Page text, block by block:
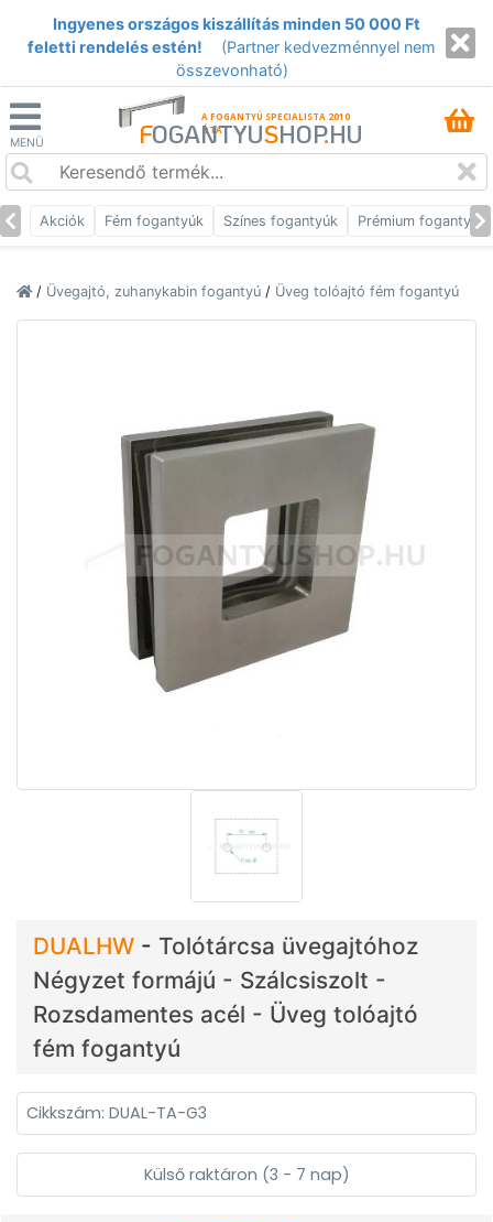
Ingyenes országos kiszállítás minden 50 000 Ft
feletti rendelés estén!
(Partner kedvezménnyel nem
összevonható)
MENÜ
A FOGANTYÚ SPECIALISTA 2010
ÓTA
FOGANTYUSHOP.HU
Akciók Fém fogantyúk Színes fogantyúk Prémium fogantyúk
/ Üvegajtó, zuhanykabin fogantyú / Üveg tolóajtó fém fogantyú
DUALHW - Tolótárcsa üvegajtóhoz
Négyzet formájú - Szálcsiszolt -
Rozsdamentes acél - Üveg tolóajtó
fém fogantyú
Cikkszám: DUAL-TA-G3
Külső raktáron (3 - 7 nap)